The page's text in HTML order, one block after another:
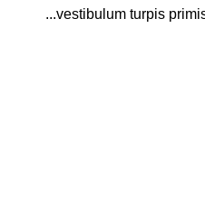
vestibulum turpis